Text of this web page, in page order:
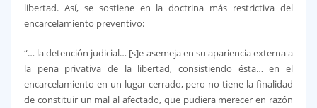
libertad. Así, se sostiene en la doctrina más restrictiva del
encarcelamiento preventivo:
“… la detención judicial… [s]e asemeja en su apariencia externa a
la pena privativa de la libertad, consistiendo ésta… en el
encarcelamiento en un lugar cerrado, pero no tiene la finalidad
de constituir un mal al afectado, que pudiera merecer en razón